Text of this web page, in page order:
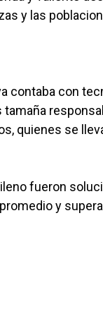
y las
contaba con
quienes se
fueron
y